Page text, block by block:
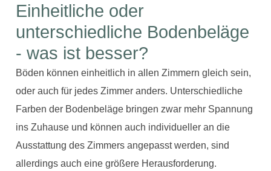
Einheitliche oder
unterschiedliche Bodenbeläge
- was ist besser?
Böden können einheitlich in allen Zimmern gleich sein,
oder auch für jedes Zimmer anders. Unterschiedliche
Farben der Bodenbeläge bringen zwar mehr Spannung
ins Zuhause und können auch individueller an die
Ausstattung des Zimmers angepasst werden, sind
allerdings auch eine größere Herausforderung.